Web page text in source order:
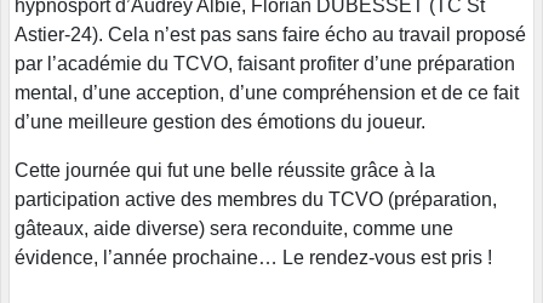
hypnosport d’Audrey Albie, Florian DUBESSET (TC St
Astier-24). Cela n’est pas sans faire écho au travail proposé
par l’académie du TCVO, faisant profiter d’une préparation
mental, d’une acception, d’une compréhension et de ce fait
d’une meilleure gestion des émotions du joueur.
Cette journée qui fut une belle réussite grâce à la
participation active des membres du TCVO (préparation,
gâteaux, aide diverse) sera reconduite, comme une
évidence, l’année prochaine… Le rendez-vous est pris !